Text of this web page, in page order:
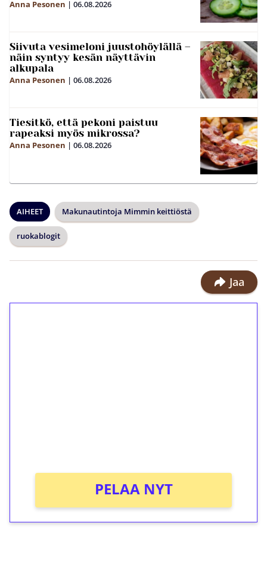
Anna Pesonen | 06.08.2026
Siivuta vesimeloni juustohöylällä –
näin syntyy kesän näyttävin
alkupala
Anna Pesonen | 06.08.2026
Tiesitkö, että pekoni paistuu
rapeaksi myös mikrossa?
Anna Pesonen | 06.08.2026
AIHEET Makunautintoja Mimmin keittiöstä
ruokablogit
Jaa
PELAA NYT